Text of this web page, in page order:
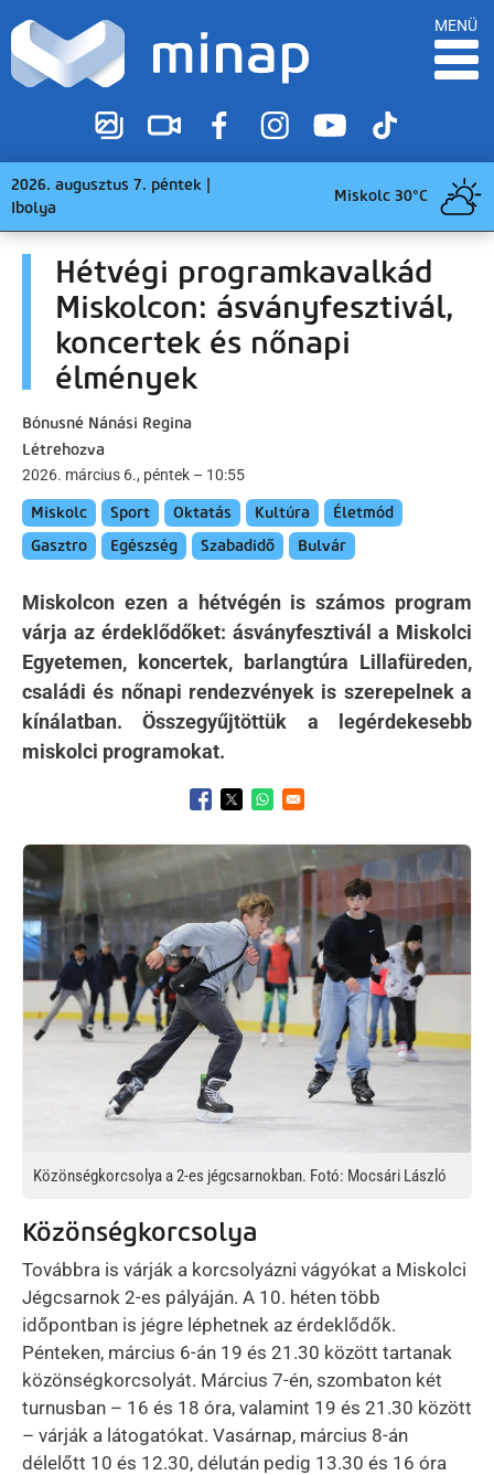
MENÜ
2026. augusztus 7. péntek |
Ibolya
Miskolc 30°C
Hétvégi programkavalkád
Miskolcon: ásványfesztivál,
koncertek és nőnapi
élmények
Bónusné Nánási Regina
Létrehozva
2026. március 6., péntek – 10:55
Miskolc Sport Oktatás Kultúra
Életmód
Gasztro
Egészség Szabadidő Bulvár
Miskolcon ezen a hétvégén is számos program
várja az érdeklődőket: ásványfesztivál a Miskolci
Egyetemen, koncertek, barlangtúra Lillafüreden,
családi és nőnapi rendezvények is szerepelnek a
kínálatban. Összegyűjtöttük a legérdekesebb
miskolci programokat.
Opens in a new window
Opens in a new window
Opens in a new window
Kép
Közönségkorcsolya a 2-es jégcsarnokban. Fotó: Mocsári László
Közönségkorcsolya
Továbbra is várják a korcsolyázni vágyókat a Miskolci
Jégcsarnok 2-es pályáján. A 10. héten több
időpontban is jégre léphetnek az érdeklődők.
Pénteken, március 6-án 19 és 21.30 között tartanak
közönségkorcsolyát. Március 7-én, szombaton két
turnusban – 16 és 18 óra, valamint 19 és 21.30 között
– várják a látogatókat. Vasárnap, március 8-án
délelőtt 10 és 12.30, délután pedig 13.30 és 16 óra